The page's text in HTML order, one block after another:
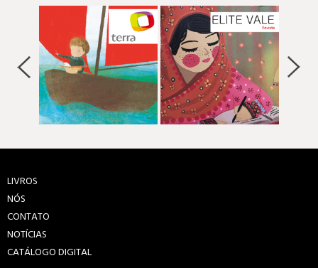
LIVROS
NÓS
CONTATO
NOTÍCIAS
CATÁLOGO DIGITAL